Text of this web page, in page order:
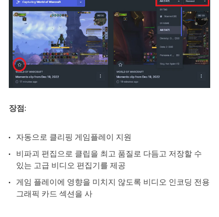
장점:
자동으로 클리핑 게임플레이 지원
비파괴 편집으로 클립을 최고 품질로 다듬고 저장할 수
있는 고급 비디오 편집기를 제공
게임 플레이에 영향을 미치지 않도록 비디오 인코딩 전용
그래픽 카드 섹션을 사